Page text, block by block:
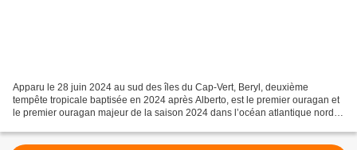
Apparu le 28 juin 2024 au sud des îles du Cap-Vert, Beryl, deuxième
tempête tropicale baptisée en 2024 après Alberto, est le premier ouragan et
le premier ouragan majeur de la saison 2024 dans l’océan atlantique nord.